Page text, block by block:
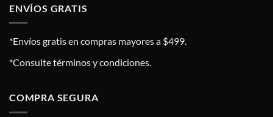
ENVÍOS GRATIS
*Envíos gratis en compras mayores a $499.
*Consulte términos y condiciones.
COMPRA SEGURA